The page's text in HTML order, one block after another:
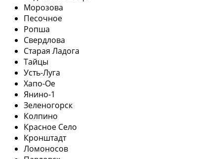
Морозова
Песочное
Ропша
Свердлова
Старая Ладога
Тайцы
Усть-Луга
Хапо-Ое
Янино-1
Зеленогорск
Колпино
Красное Село
Кронштадт
Ломоносов